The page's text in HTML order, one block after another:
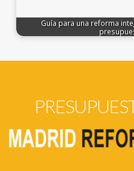
Guía para una reforma